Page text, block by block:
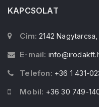
KAPCSOLAT
Cím: 2142
E-mail:
Telefon: +36 1 431-
Mobil: +36 30 749-